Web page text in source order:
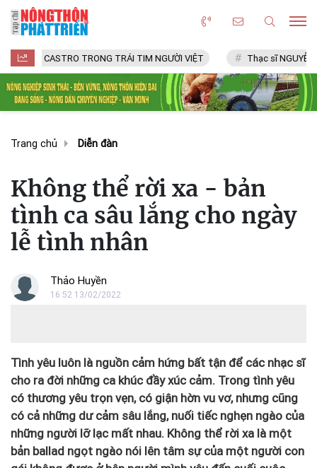
TRONG TRÁI TIM NGƯỜI VIỆT Thạc sĩ NGUYỄN VĂN CHÍ
Trang chủ Diễn đàn
Không thể rời xa - bản
tình ca sâu lắng cho ngày
lễ tình nhân
Thảo Huyền
16:52 13/02/2022
Tình yêu luôn là nguồn cảm hứng bất tận để các nhạc sĩ
cho ra đời những ca khúc đầy xúc cảm. Trong tình yêu
có thương yêu trọn vẹn, có giận hờn vu vơ, nhưng cũng
có cả những dư cảm sâu lắng, nuối tiếc nghẹn ngào của
những người lỡ lạc mất nhau. Không thể rời xa là một
bản ballad ngọt ngào nói lên tâm sự của một người con